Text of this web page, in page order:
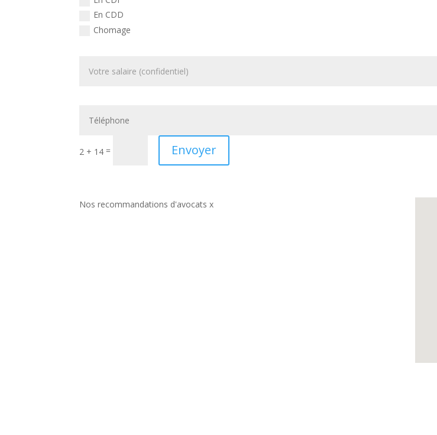
En CDD
Chomage
2 + 14 = Envoyer
Nos recommandations d'avocats x